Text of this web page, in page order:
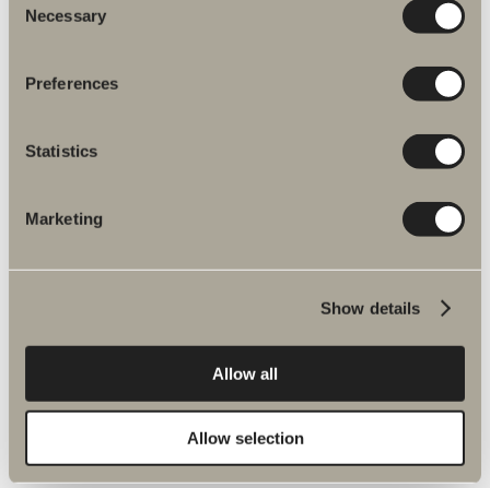
Selection
Necessary
Preferences
Statistics
Marketing
Show details
Allow all
Allow selection
Produktbeskrivning
Specifikation